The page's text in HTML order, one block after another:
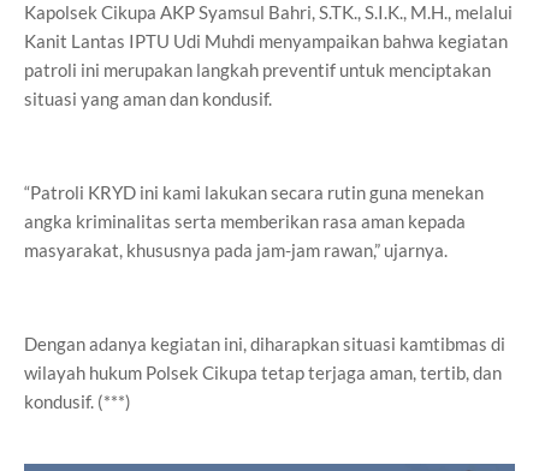
Kapolsek Cikupa AKP Syamsul Bahri, S.TK., S.I.K., M.H., melalui
Kanit Lantas IPTU Udi Muhdi menyampaikan bahwa kegiatan
patroli ini merupakan langkah preventif untuk menciptakan
situasi yang aman dan kondusif.
“Patroli KRYD ini kami lakukan secara rutin guna menekan
angka kriminalitas serta memberikan rasa aman kepada
masyarakat, khususnya pada jam-jam rawan,” ujarnya.
Dengan adanya kegiatan ini, diharapkan situasi kamtibmas di
wilayah hukum Polsek Cikupa tetap terjaga aman, tertib, dan
kondusif. (***)